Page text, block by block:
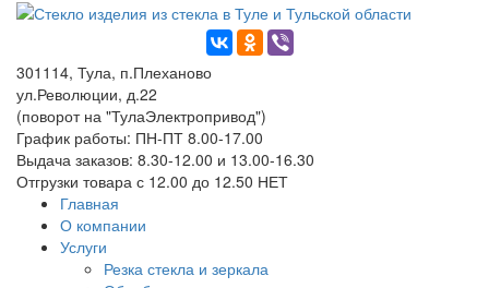
301114, Тула, п.Плеханово
ул.Революции, д.22
(поворот на "ТулаЭлектропривод")
График работы: ПН-ПТ 8.00-17.00
Выдача заказов: 8.30-12.00 и 13.00-16.30
Отгрузки товара с 12.00 до 12.50 НЕТ
Главная
О компании
Услуги
Резка стекла и зеркала